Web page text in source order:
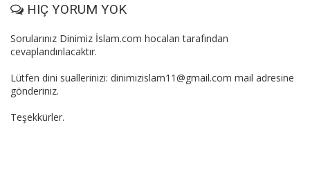
HIÇ YORUM YOK
Sorularınız Dinimiz İslam.com hocaları tarafından
cevaplandırılacaktır.
Lütfen dini suallerinizi: dinimizislam11@gmail.com mail adresine
gönderiniz.
Teşekkürler.